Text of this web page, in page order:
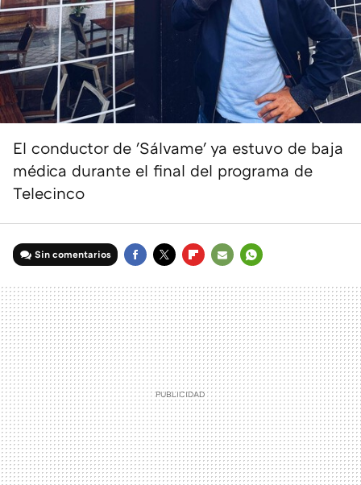
El conductor de 'Sálvame' ya estuvo de baja
médica durante el final del programa de
Telecinco
Sin comentarios
MAIL